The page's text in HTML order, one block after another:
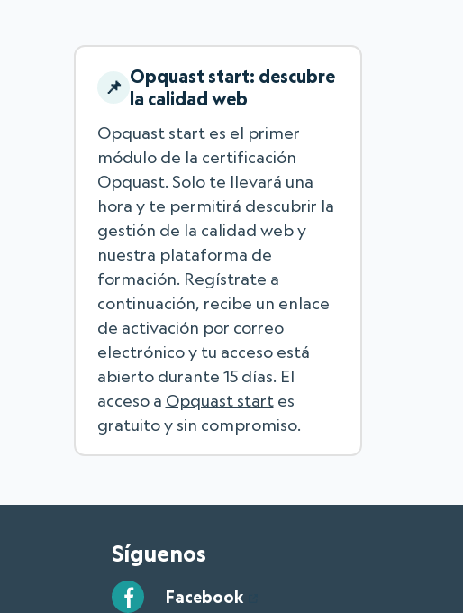
Opquast start: descubre
la calidad web
Opquast start es el primer
módulo de la certificación
Opquast. Solo te llevará una
hora y te permitirá descubrir la
gestión de la calidad web y
nuestra plataforma de
formación. Regístrate a
continuación, recibe un enlace
de activación por correo
electrónico y tu acceso está
abierto durante 15 días. El
acceso a Opquast startes
gratuito y sin compromiso.
Síguenos
Facebook